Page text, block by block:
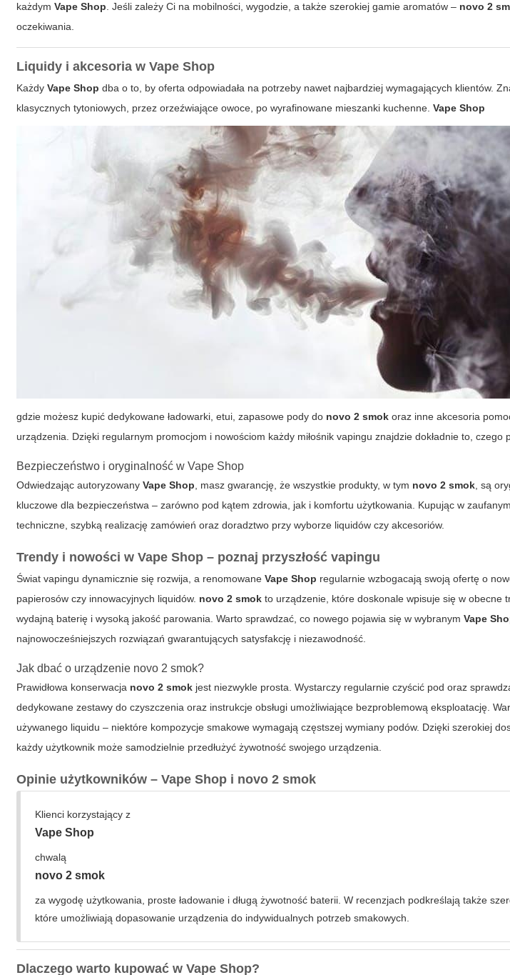
każdymVape Shop . Jeśli zależy Ci na mobilności, wygodzie, a także szerokiej gamie aromatów – novo 2
oczekiwania.
Liquidy i akcesoria w Vape Shop
KażdyVape Shop dba o to, by oferta odpowiadała na potrzeby nawet najbardziej wymagających klientów.
klasycznych tytoniowych, przez orzeźwiające owoce, po wyrafinowane mieszanki kuchenne.Vape Shop
gdzie możesz kupić dedykowane ładowarki, etui, zapasowe pody do novo 2 smok oraz inne akcesoria
urządzenia. Dzięki regularnym promocjom i nowościom każdy miłośnik vapingu znajdzie dokładnie to, czego
Bezpieczeństwo i oryginalność w Vape Shop
Odwiedzając autoryzowanyVape Shop , masz gwarancję, że wszystkie produkty, w tym novo 2 smok , są
kluczowe dla bezpieczeństwa – zarówno pod kątem zdrowia, jak i komfortu użytkowania. Kupując w
techniczne, szybką realizację zamówień oraz doradztwo przy wyborze liquidów czy akcesoriów.
Trendy i nowości w Vape Shop – poznaj przyszłość vapingu
Świat vapingu dynamicznie się rozwija, a renomowaneVape Shop regularnie wzbogacają swoją ofertę o
papierosów czy innowacyjnych liquidów. novo 2 smok to urządzenie, które doskonale wpisuje się w obecne
wydajną baterię i wysoką jakość parowania. Warto sprawdzać, co nowego pojawia się w wybranymVape
najnowocześniejszych rozwiązań gwarantujących satysfakcję i niezawodność.
Jak dbać o urządzenie novo 2 smok?
Prawidłowa konserwacja novo 2 smok jest niezwykle prosta. Wystarczy regularnie czyścić pod oraz
dedykowane zestawy do czyszczenia oraz instrukcje obsługi umożliwiające bezproblemową eksploatację.
używanego liquidu – niektóre kompozycje smakowe wymagają częstszej wymiany podów. Dzięki szerokiej
każdy użytkownik może samodzielnie przedłużyć żywotność swojego urządzenia.
Opinie użytkowników – Vape Shop i novo 2 smok
Klienci korzystający z
Vape Shop
chwalą
novo 2 smok
za wygodę użytkowania, proste ładowanie i długą żywotność baterii. W recenzjach podkreślają także
które umożliwiają dopasowanie urządzenia do indywidualnych potrzeb smakowych.
Dlaczego warto kupować w Vape Shop?